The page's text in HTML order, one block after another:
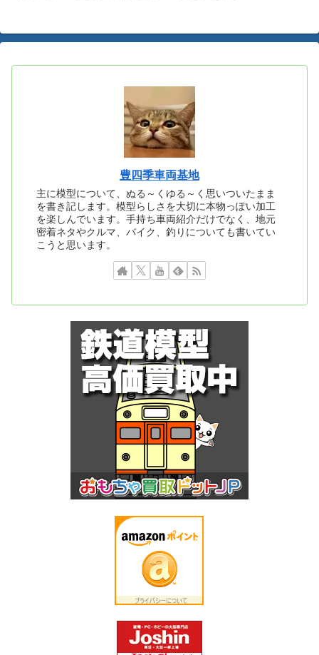
豊四季車両基地
主に模型について、ぬる～くゆる～く思いついたまま
を書き記します。模型らしさを大切に本物っぽい加工
を楽しんでいます。手持ち車両紹介だけでなく、地元
密着ネタやクルマ、バイク、釣りについても書いてい
こうと思います。